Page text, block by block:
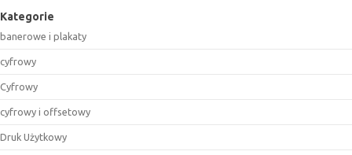
Kategorie
banerowe i plakaty
cyfrowy
Cyfrowy
cyfrowy i offsetowy
Druk Użytkowy